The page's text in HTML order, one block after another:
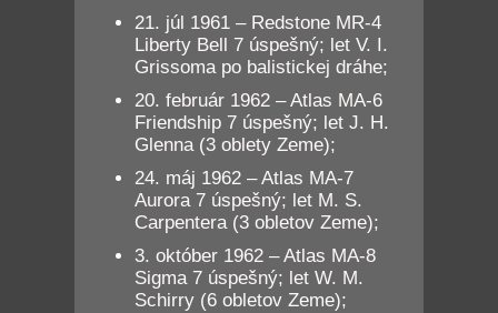
21. júl 1961 – Redstone MR-4
Liberty Bell 7 úspešný; let V. I.
Grissoma po balistickej dráhe;
20. február 1962 – Atlas MA-6
Friendship 7 úspešný; let J. H.
Glenna (3 oblety Zeme);
24. máj 1962 – Atlas MA-7
Aurora 7 úspešný; let M. S.
Carpentera (3 obletov Zeme);
3. október 1962 – Atlas MA-8
Sigma 7 úspešný; let W. M.
Schirry (6 obletov Zeme);